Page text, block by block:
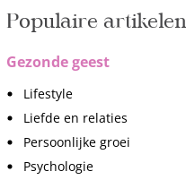
Populaire artikelen
Gezonde geest
Lifestyle
Liefde en relaties
Persoonlijke groei
Psychologie